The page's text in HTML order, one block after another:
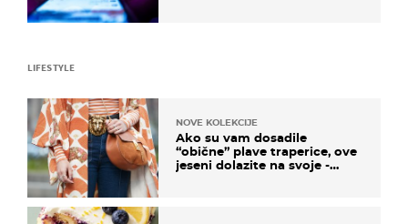
LIFESTYLE
NOVE KOLEKCIJE
Ako su vam dosadile
“obične” plave traperice, ove
jeseni dolazite na svoje -